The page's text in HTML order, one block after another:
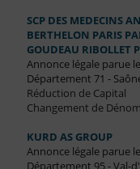
SCP DES MEDECINS
BERTHELON PARIS
GOUDEAU RIBOLLET
Annonce légale parue
Département 71 -
Réduction de Capital
Changement de
KURD AS GROUP
Annonce légale parue
Département 95 - Val-